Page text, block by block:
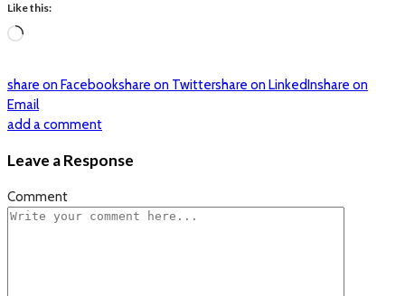
Like this:
Loading…
share on Facebookshare on Twittershare on LinkedInshare on
Email
add a comment
Leave a Response
Comment